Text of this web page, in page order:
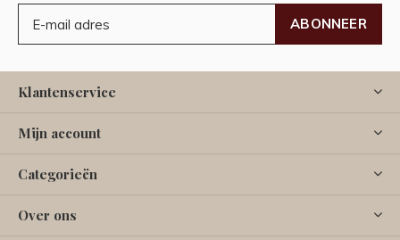
ABONNEER
Klantenservice
Mijn account
Categorieën
Over ons